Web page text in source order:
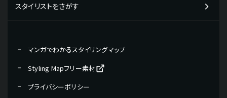
スタイリストをさがす
マンガでわかるスタイリングマップ
Styling Mapフリー素材
プライバシーポリシー